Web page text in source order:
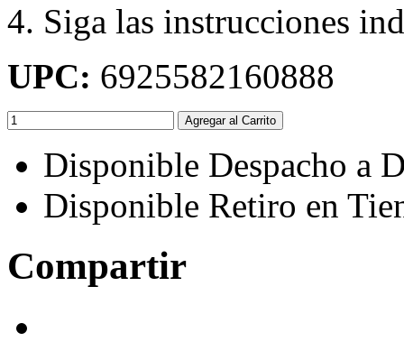
4. Siga las instrucciones
UPC: 6925582160888
Agregar al Carrito
Disponible Despacho a
Disponible Retiro en
Compartir